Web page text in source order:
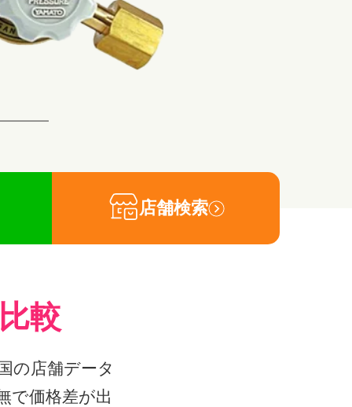
店舗検索
較
の店舗データ
で価格差が出